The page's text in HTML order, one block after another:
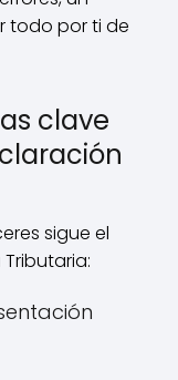
todo por ti de
clave
sigue el